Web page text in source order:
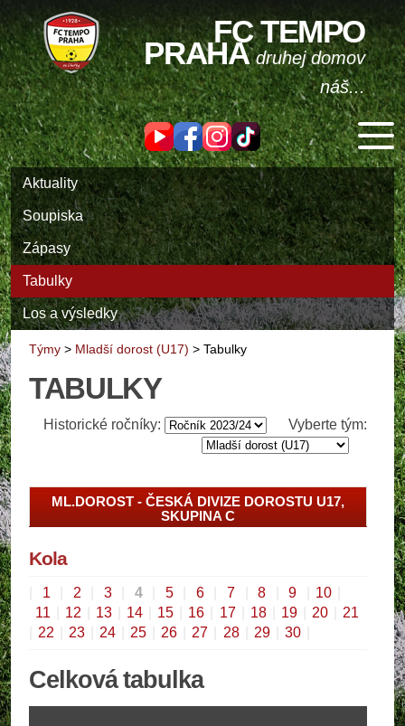
FC TEMPO
PRAHAdruhej domov
náš...
Aktuality
Soupiska
Zápasy
Tabulky
Los a výsledky
Týmy > Mladší dorost (U17) > Tabulky
TABULKY
Historické ročníky: Vyberte tým:
ML.DOROST - ČESKÁ DIVIZE DOROSTU U17,
SKUPINA C
Kola
1 2 3 4 5 6 7 8 9 10
11
12 13 14 15 16 17 18 19 20
21
22 23 24 25 26 27 28 29 30
Celková tabulka